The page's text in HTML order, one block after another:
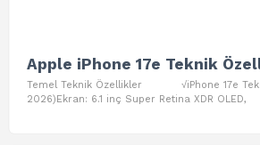
Apple iPhone 17e Teknik
Temel Teknik Özellikler √iPhone 17e
2026)Ekran: 6.1 inç Super Retina XDR OLED,